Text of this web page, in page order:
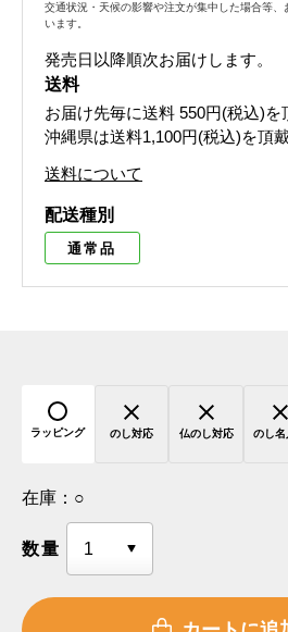
交通状況・天候の影響や注文が集中した場合等
います。
発売日以降順次お届けします。
送料
お届け先毎に送料 550円(税込)を
沖縄県は送料1,100円(税込)を頂
送料について
配送種別
通常品
ラッピング のし対応 仏のし対応 のし名
在庫： ○
数量